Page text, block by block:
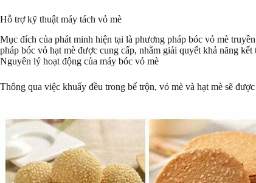
Hỗ trợ kỹ thuật máy tách vỏ mè
Mục đích của phát minh hiện tại là phương pháp bóc vỏ mè
pháp bóc vỏ hạt mè được cung cấp, nhằm giải quyết khả năng kết
Nguyên lý hoạt động của máy bóc vỏ mè
Thông qua việc khuấy đều trong bể trộn, vỏ mè và hạt mè sẽ